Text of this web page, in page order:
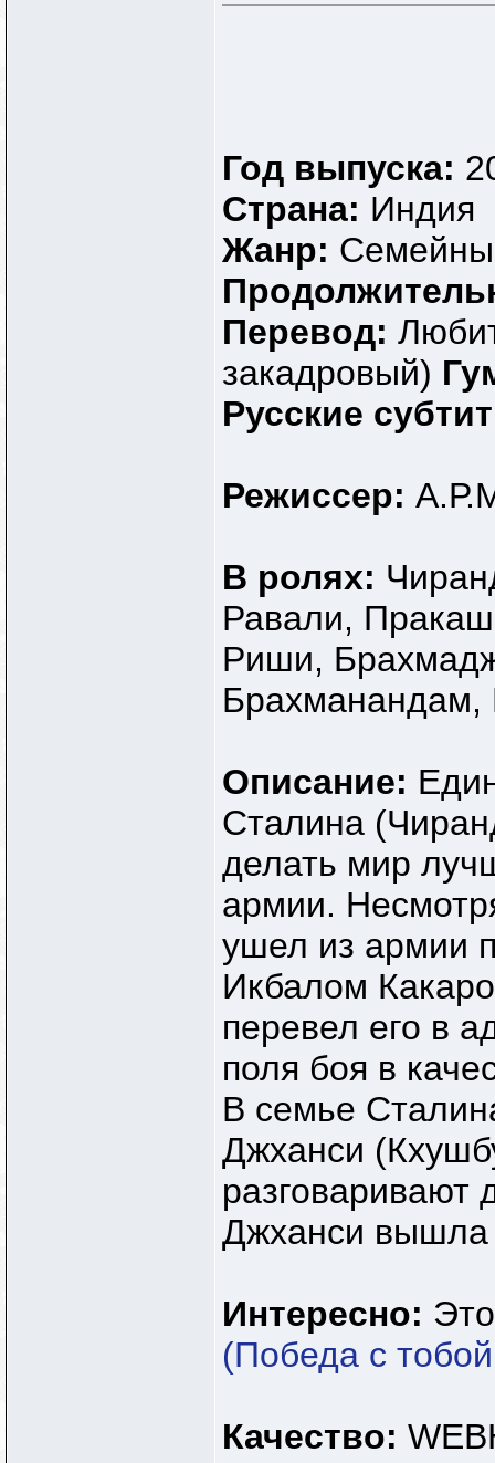
Год выпуска:
Страна: Индия
Жанр:
Перевод:
закадровый)
Русские
Режиссер:
В ролях:
Равали,
Риши,
Брахманандам,
Описание:
Сталина
делать мир
армии.
ушел из армии
Икбалом
перевел его в
поля боя в
В семье
Джханси
разговаривают
Джханси вышла
Интересно:
(Победа с
Качество: